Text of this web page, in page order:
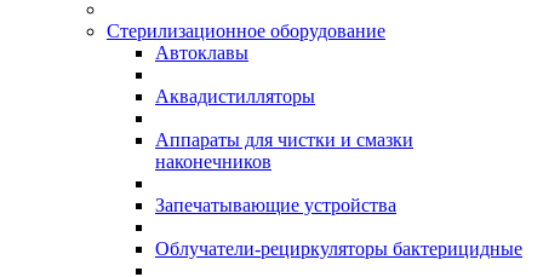
Стерилизационное оборудование
Автоклавы
Аквадистилляторы
Аппараты для чистки и смазки
наконечников
Запечатывающие устройства
Облучатели-рециркуляторы бактерицидные